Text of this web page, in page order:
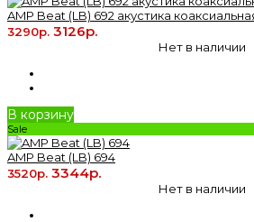
AMP Beat (LB) 692 акустика
3290р. 3126р.
Нет в наличии
В корзину
Sale
AMP Beat (LB) 694
3520р. 3344р.
Нет в наличии